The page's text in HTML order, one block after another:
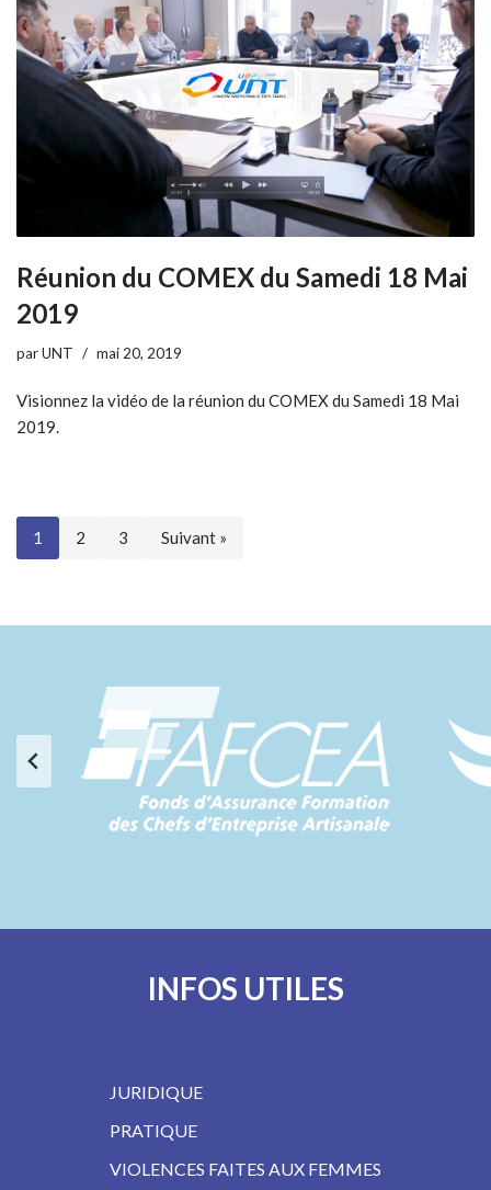
Réunion du COMEX du Samedi 18 Mai
2019
parUNT mai 20, 2019
Visionnez la vidéo de la réunion du COMEX du Samedi 18 Mai
2019.
1 2 3 Suivant »
INFOS UTILES
JURIDIQUE
PRATIQUE
VIOLENCES FAITES AUX FEMMES